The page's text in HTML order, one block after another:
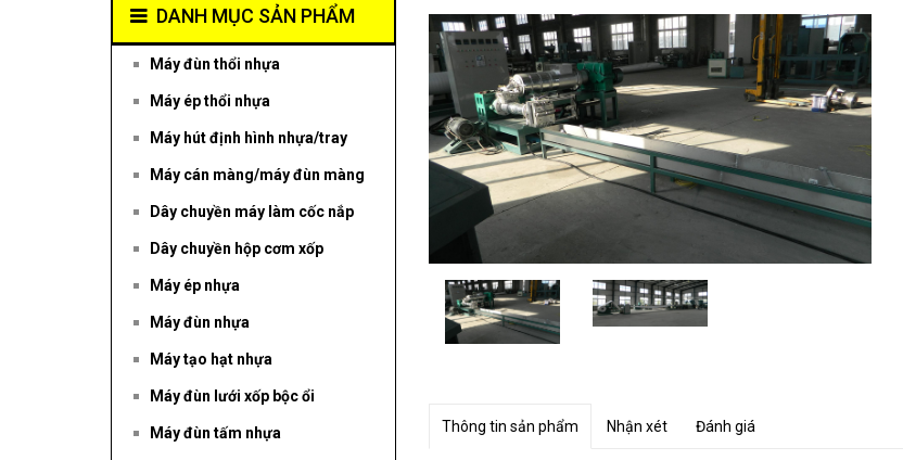
Thông tin sản phẩm Nhận xét Đánh giá
DANH MỤC SẢN PHẨM
Máy đùn thổi nhựa
Máy ép thổi nhựa
Máy hút định hình nhựa/tray
Máy cán màng/máy đùn màng
Dây chuyền máy làm cốc nắp
Dây chuyền hộp cơm xốp
Máy ép nhựa
Máy đùn nhựa
Máy tạo hạt nhựa
Máy đùn lưới xốp bộc ổi
Máy đùn tấm nhựa